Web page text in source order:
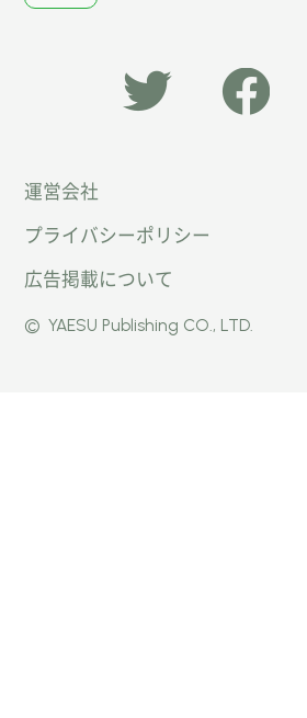
ン
パー」
公式 Faceb
運営会社
プライバシーポリシー
広告掲載について
© YAESU Publishing CO., LTD.